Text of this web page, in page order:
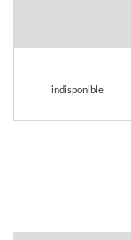
indisponible